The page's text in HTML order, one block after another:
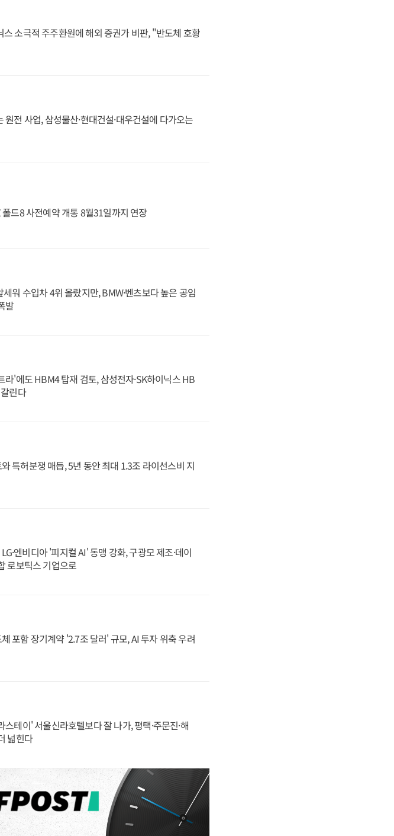
스 소극적 주주환원에 해외 증권가 비판, "반도체 호황
원전 사업, 삼성물산·현대건설·대우건설에 다가오는
드8 사전예약 개통 8월31일까지 연장
워 수입차 4위 올랐지만, BMW·벤츠보다 높은 공임
발
라'에도 HBM4 탑재 검토, 삼성전자·SK하이닉스 HB
린다
특허분쟁 매듭, 5년 동안 최대 1.3조 라이선스비 지
엔비디아 '피지컬 AI' 동맹 강화, 구광모 제조·데이
로보틱스 기업으로
포함 장기계약 '2.7조 달러' 규모, AI 투자 위축 우려
스테이' 서울신라호텔보다 잘 나가, 평택·주문진·해
넓힌다